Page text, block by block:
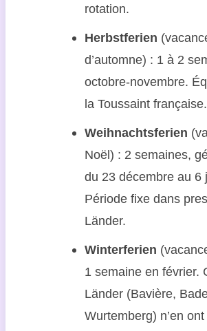
rotation.
Herbstferien
d’automne) : 1 à 2
octobre-novembre.
la Toussaint française.
Weihnachtsferien
Noël) : 2 semaines,
du 23 décembre au 6
Période fixe dans
Länder.
Winterferien
1 semaine en février.
Länder (Bavière,
Wurtemberg) n’en